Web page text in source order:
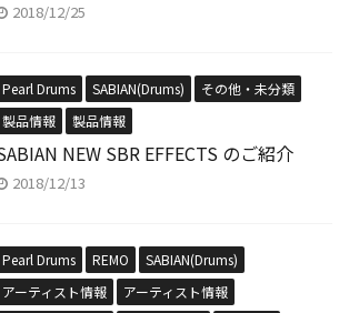
2018/12/25
Pearl Drums SABIAN(Drums)
その他・未分類
製品情報
製品情報
NEW SBR EFFECTS のご紹介
2018/12/13
Pearl Drums REMO
SABIAN(Drums)
アーティスト情報
アーティスト情報